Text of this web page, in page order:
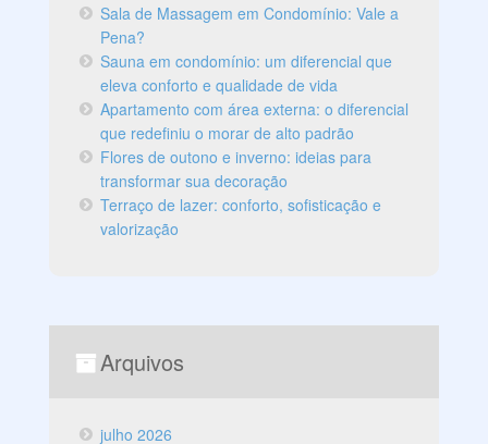
Sala de Massagem em Condomínio: Vale a
Pena?
Sauna em condomínio: um diferencial que
eleva conforto e qualidade de vida
Apartamento com área externa: o diferencial
que redefiniu o morar de alto padrão
Flores de outono e inverno: ideias para
transformar sua decoração
Terraço de lazer: conforto, sofisticação e
valorização
Arquivos
julho 2026